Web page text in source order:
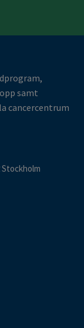
samt
cancercentrum
Stockholm